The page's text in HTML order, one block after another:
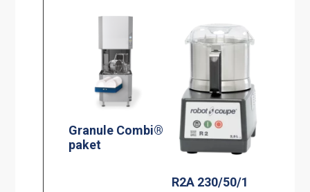
Granule Combi®
paket
R2A 230/50/1